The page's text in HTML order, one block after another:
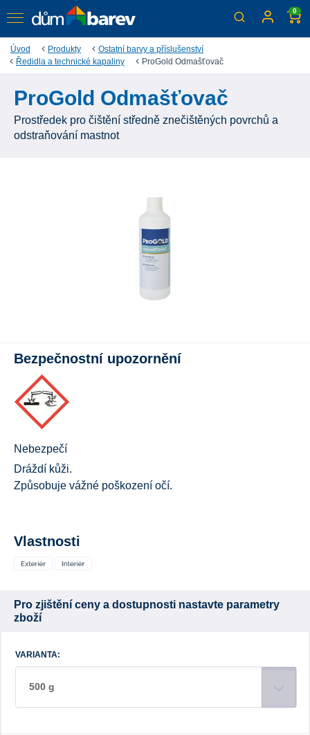
0
Úvod Produkty
Ostatní barvy a příslušenství
Ředidla a technické kapaliny
ProGold Odmašťovač
ProGold Odmašťovač
Prostředek pro čištění středně znečištěných povrchů a
odstraňování mastnot
Bezpečnostní upozornění
Nebezpečí
Dráždí kůži.
Způsobuje vážné poškození očí.
Vlastnosti
Pro zjištění ceny a dostupnosti nastavte parametry
zboží
VARIANTA:
500 g